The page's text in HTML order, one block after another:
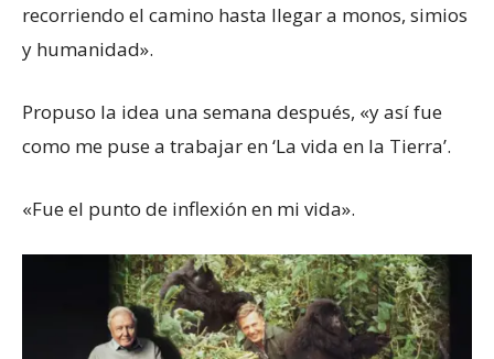
recorriendo el camino hasta llegar a monos, simios
y humanidad».
Propuso la idea una semana después, «y así fue
como me puse a trabajar en ‘La vida en la Tierra’.
«Fue el punto de inflexión en mi vida».